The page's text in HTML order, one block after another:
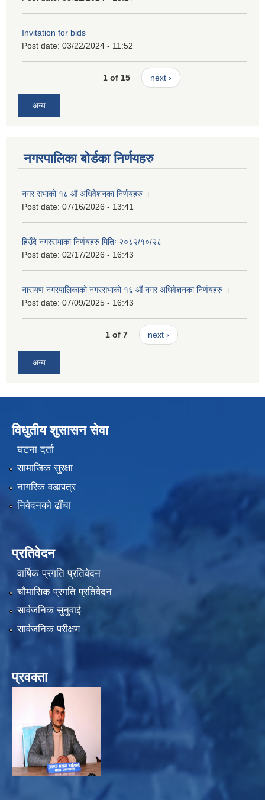
Invitation for bids
Post date: 03/22/2024 - 11:52
1 of 15 next ›
अन्य
नगरपालिका बोर्डका निर्णयहरु
नगर सभाको १८ औं अधिवेशनका निर्णयहरु ।
Post date: 07/16/2026 - 13:41
हिउँदे नगरसभाका निर्णयहरु मितिः २०८२/१०/२८
Post date: 02/17/2026 - 16:43
नारायण नगरपालिकाको नगरसभाको १६ औं नगर अधिवेशनका निर्णयहरु ।
Post date: 07/09/2025 - 16:43
1 of 7 next ›
अन्य
विधुतीय शुसासन सेवा
घटना दर्ता
सामाजिक सुरक्षा
नागरिक वडापत्र
निवेदनको ढाँचा
प्रतिवेदन
वार्षिक प्रगति प्रतिवेदन
चौमासिक प्रगति प्रतिवेदन
सार्वजनिक सुनुवाई
सार्वजनिक परीक्षण
प्रवक्ता